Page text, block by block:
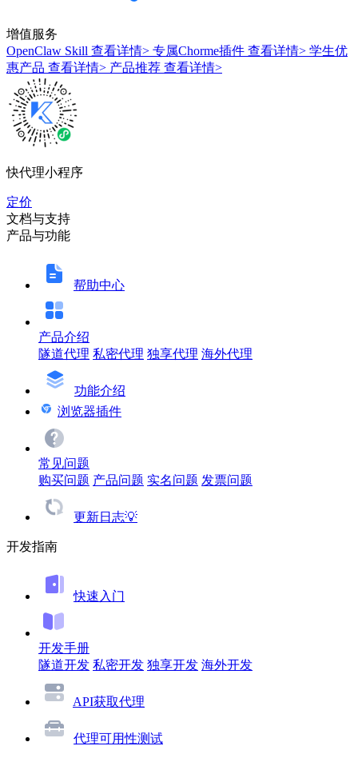
增值服务
OpenClaw Skill 查看详情> 专属Chorme插件 查看详情> 学生优
惠产品 查看详情> 产品推荐 查看详情>
快代理小程序
定价
文档与支持
产品与功能
帮助中心
产品介绍
隧道代理 私密代理 独享代理 海外代理
功能介绍
浏览器插件
常见问题
购买问题 产品问题 实名问题 发票问题
更新日志💡
开发指南
快速入门
开发手册
隧道开发 私密开发 独享开发 海外开发
API获取代理
代理可用性测试